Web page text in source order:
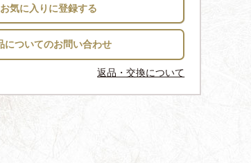
お気に入りに登録する
返品・交換について